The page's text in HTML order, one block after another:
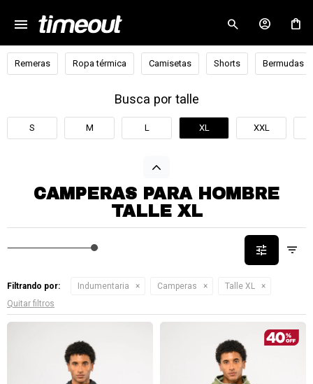
menu
Remeras Ropa térmica Camisetas Shorts Bermudas
Busca por talle
S M L XL XXL
CAMPERAS PARA HOMBRE
TALLE XL
Filtrando por: Indumentaria Camperas
Talle XL
Quitar filtros